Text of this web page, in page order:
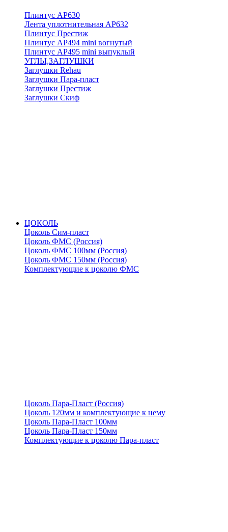
Плинтус АР630
Лента уплотнительная АР632
Плинтус Престиж
Плинтус АР494 mini вогнутый
Плинтус АР495 mini выпуклый
УГЛЫ,ЗАГЛУШКИ
Заглушки Rehau
Заглушки Пара-пласт
Заглушки Престиж
Заглушки Скиф
ЦОКОЛЬ
Цоколь Сим-пласт
Цоколь ФМС (Россия)
Цоколь ФМС 100мм (Россия)
Цоколь ФМС 150мм (Россия)
Комплектующие к цоколю ФМС
Цоколь Пара-Пласт (Россия)
Цоколь 120мм и комплектующие к нему
Цоколь Пара-Пласт 100мм
Цоколь Пара-Пласт 150мм
Комплектующие к цоколю Пара-пласт